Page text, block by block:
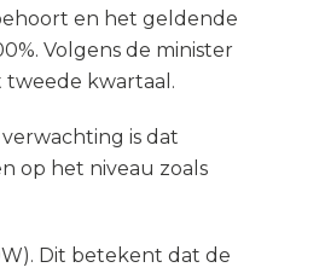
en het geldende
Volgens de minister
tweede kwartaal.
is dat
op het niveau zoals
Dit betekent dat de